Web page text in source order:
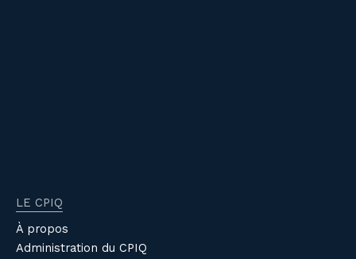
LE CPIQ
À propos
Administration du CPIQ